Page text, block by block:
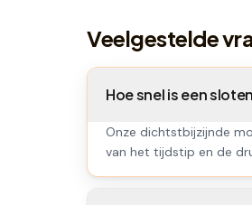
Veelgestelde
Hoe snel is een
Onze dichtstbijzijnde
van het tijdstip en de